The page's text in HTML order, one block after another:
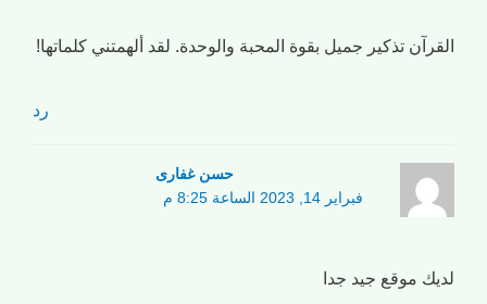
القرآن تذكير جميل بقوة المحبة والوحدة. لقد ألهمتني كلماتها!
رد
حسن غفاری
فبراير 14, 2023 الساعة 8:25 م
لديك موقع جيد جدا